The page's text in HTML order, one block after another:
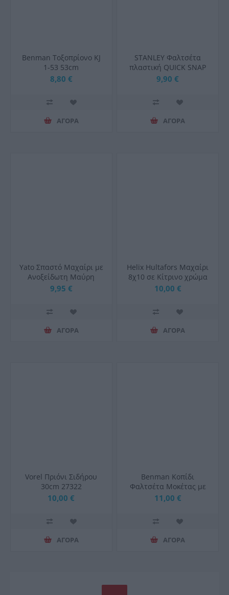
Benman Τοξοπρίονο KJ
1-53 53cm
8,80 €
ΑΓΟΡΑ
STANLEY Φαλτσέτα
πλαστική QUICK SNAP
με λάμα 18mm
9,90 €
ΑΓΟΡΑ
Υato Σπαστό Μαχαίρι με
Ανοξείδωτη Μαύρη
Λάμα YT-76051
9,95 €
ΑΓΟΡΑ
Helix Hultafors Μαχαίρι
8χ10 σε Κίτρινο χρώμα
Διπλή Θήκη 2τμχ
10,00 €
ΑΓΟΡΑ
Vorel Πριόνι Σιδήρου
30cm 27322
10,00 €
ΑΓΟΡΑ
Benman Κοπίδι
Φαλτσέτα Μοκέτας με
Πλαστικό Σώμα και
11,00 €
ΑΓΟΡΑ